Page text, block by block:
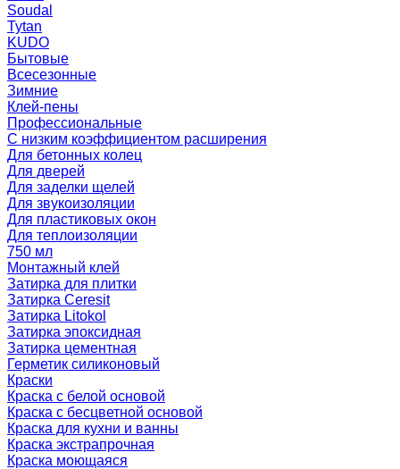
Soudal
Tytan
KUDO
Бытовые
Всесезонные
Зимние
Клей-пены
Профессиональные
С низким коэффициентом расширения
Для бетонных колец
Для дверей
Для заделки щелей
Для звукоизоляции
Для пластиковых окон
Для теплоизоляции
750 мл
Монтажный клей
Затирка для плитки
Затирка Ceresit
Затирка Litokol
Затирка эпоксидная
Затирка цементная
Герметик силиконовый
Краски
Краска с белой основой
Краска с бесцветной основой
Краска для кухни и ванны
Краска экстрапрочная
Краска моющаяся